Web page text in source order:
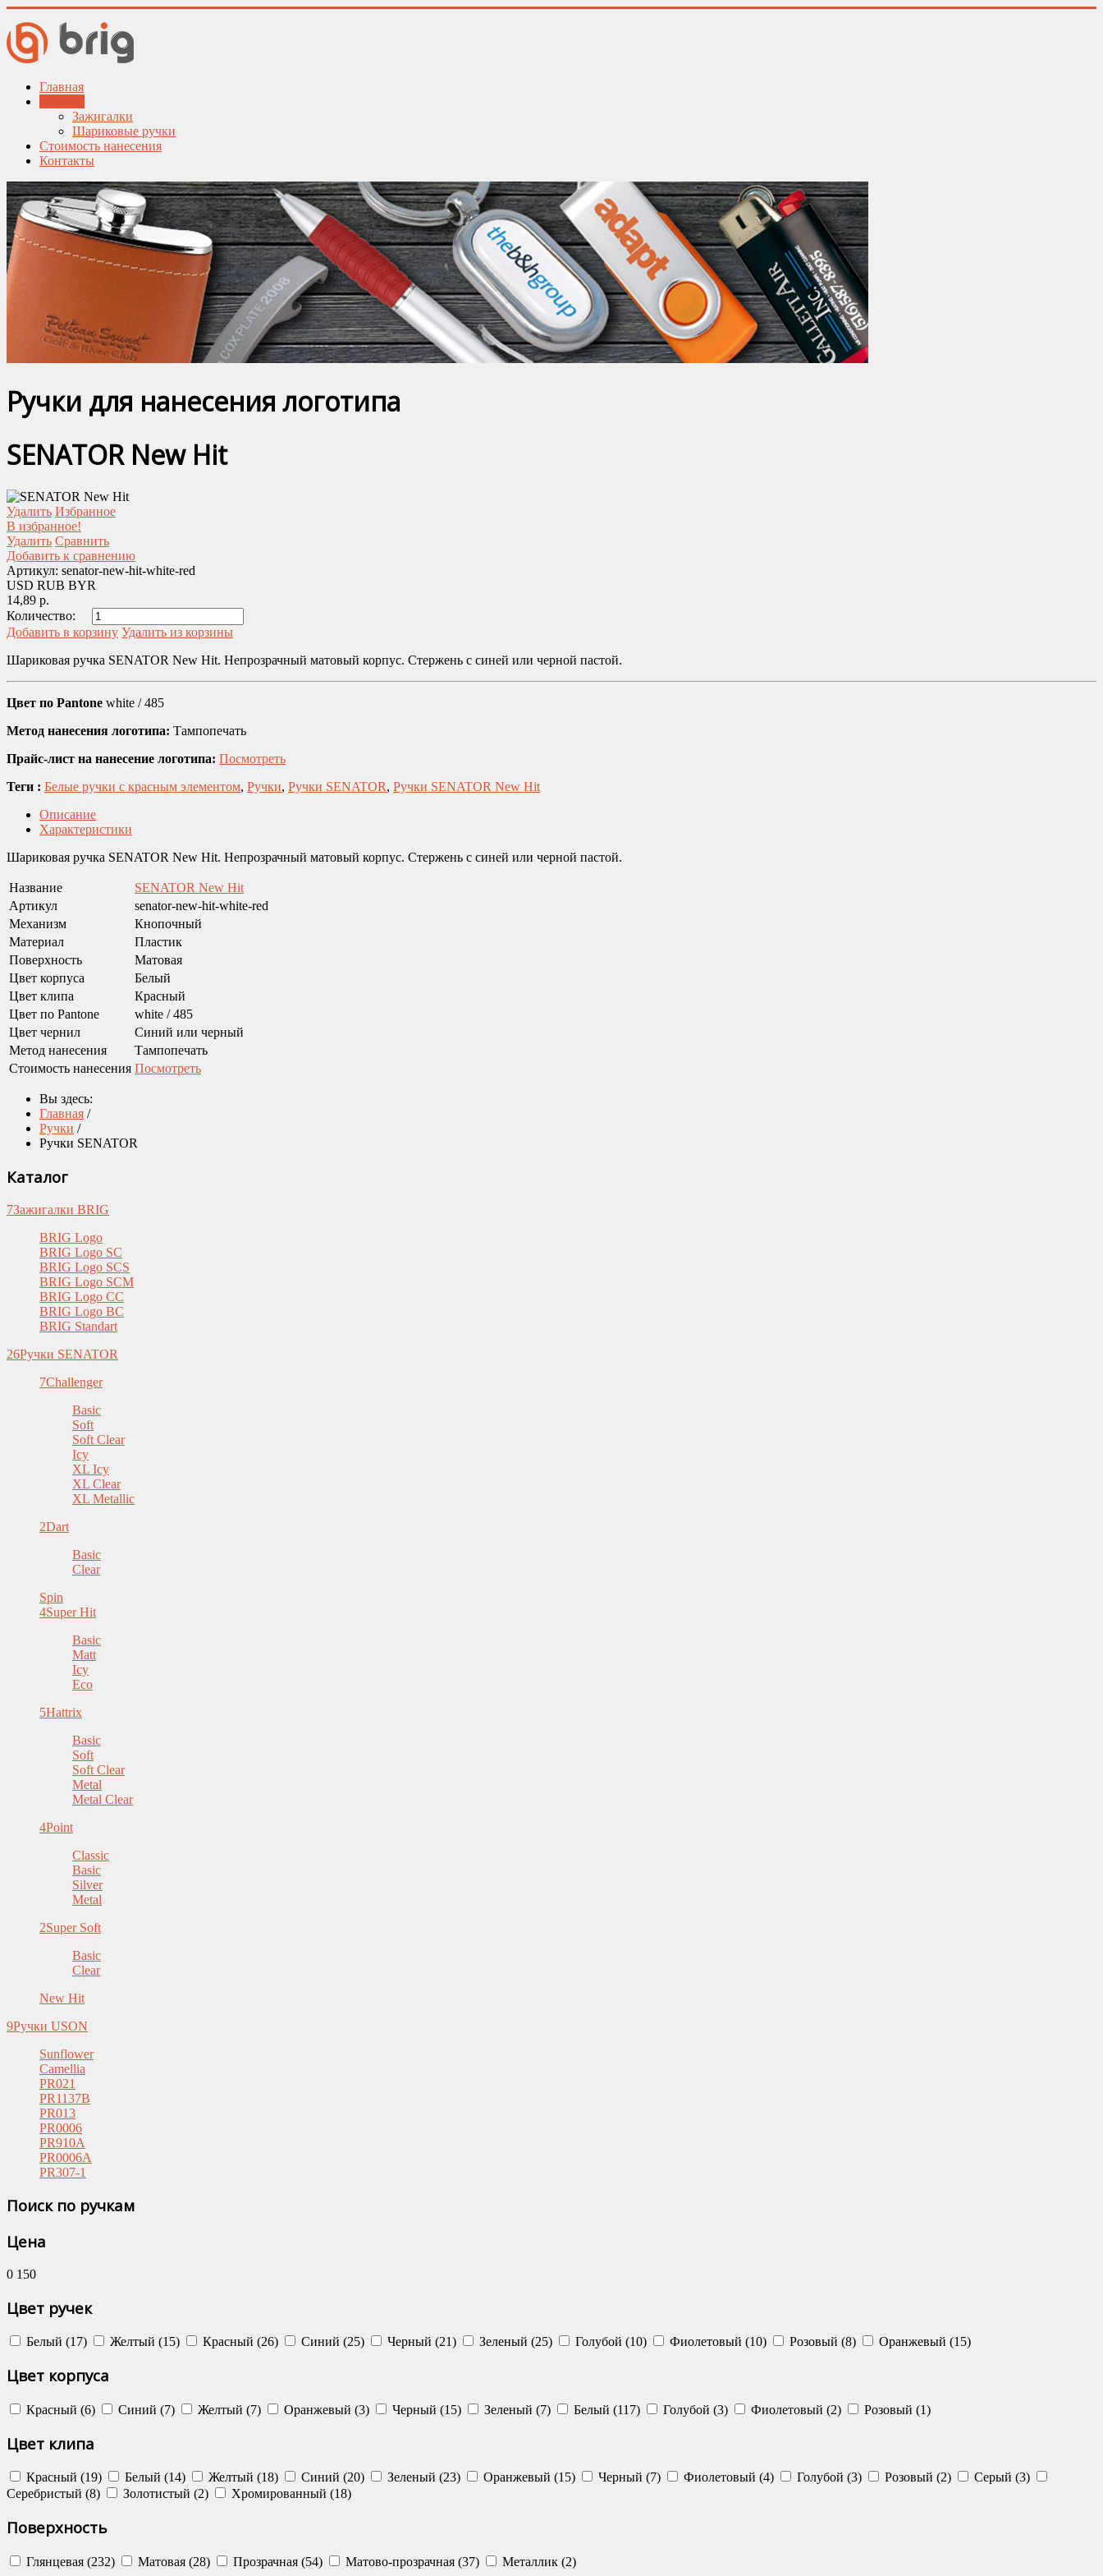
Главная
Зажигалки
Шариковые ручки
Стоимость нанесения
Контакты
Ручки для нанесения логотипа
SENATOR New Hit
Удалить Избранное
В избранное!
Удалить Сравнить
Добавить к сравнению
Артикул: senator-new-hit-white-red
USD RUB BYR
14,89 р.
Количество:
Добавить в корзину Удалить из корзины
Шариковая ручка SENATOR New Hit. Непрозрачный матовый корпус. Стержень с синей или черной пастой.
Цвет по Pantone white / 485
Метод нанесения логотипа: Тампопечать
Прайс-лист на нанесение логотипа: Посмотреть
Теги : Белые ручки с красным элементом, Ручки, Ручки SENATOR, Ручки SENATOR New Hit
Описание
Характеристики
Шариковая ручка SENATOR New Hit. Непрозрачный матовый корпус. Стержень с синей или черной пастой.
Название
SENATOR New Hit
Артикул
senator-new-hit-white-red
Механизм
Кнопочный
Материал
Пластик
Поверхность
Матовая
Цвет корпуса
Белый
Цвет клипа
Красный
Цвет по Pantone
white / 485
Цвет чернил
Синий или черный
Метод нанесения
Тампопечать
Стоимость нанесения Посмотреть
Вы здесь:
Главная /
Ручки /
Ручки SENATOR
Каталог
7Зажигалки BRIG
BRIG Logo
BRIG Logo SC
BRIG Logo SCS
BRIG Logo SCM
BRIG Logo CC
BRIG Logo BC
BRIG Standart
26Ручки SENATOR
7Challenger
Basic
Soft
Soft Clear
Icy
XL Icy
XL Clear
XL Metallic
2Dart
Basic
Clear
Spin
4Super Hit
Basic
Matt
Icy
Eco
5Hattrix
Basic
Soft
Soft Clear
Metal
Metal Clear
4Point
Classic
Basic
Silver
Metal
2Super Soft
Basic
Clear
New Hit
9Ручки USON
Sunflower
Camellia
PR021
PR1137B
PR013
PR0006
PR910A
PR0006A
PR307-1
Поиск по ручкам
Цена
0 150
Цвет ручек
Белый (17) Желтый (15) Красный (26) Синий (25) Черный (21) Зеленый (25) Голубой (10) Фиолетовый (10) Розовый (8) Оранжевый (15)
Цвет корпуса
Красный (6) Синий (7) Желтый (7) Оранжевый (3) Черный (15) Зеленый (7) Белый (117) Голубой (3) Фиолетовый (2) Розовый (1)
Цвет клипа
Красный (19) Белый (14) Желтый (18) Синий (20) Зеленый (23) Оранжевый (15) Черный (7) Фиолетовый (4) Голубой (3) Розовый (2)
Серый (3)
Серебристый (8)
Золотистый (2) Хромированный (18)
Поверхность
Глянцевая (232) Матовая (28) Прозрачная (54) Матово-прозрачная (37) Металлик (2)